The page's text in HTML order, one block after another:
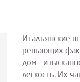
Итальянские
решающих
дом –
легкость. Их